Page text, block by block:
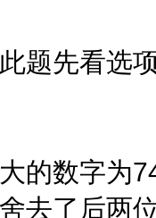
先看选项
数字为
去了后两